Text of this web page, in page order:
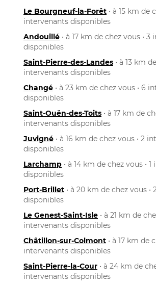
Le Bourgneuf-la-Forêt • à 15 km de
intervenants disponibles
Andouillé • à 17 km de chez vous •
disponibles
Saint-Pierre-des-Landes • à 13 km
intervenants disponibles
Changé • à 23 km de chez vous • 6
disponibles
Saint-Ouën-des-Toits • à 17 km de
intervenants disponibles
Juvigné • à 16 km de chez vous • 2
disponibles
Larchamp • à 14 km de chez vous •
disponibles
Port-Brillet • à 20 km de chez vous
disponibles
Le Genest-Saint-Isle • à 21 km de
intervenants disponibles
Châtillon-sur-Colmont • à 17 km de
intervenants disponibles
Saint-Pierre-la-Cour • à 24 km de
intervenants disponibles